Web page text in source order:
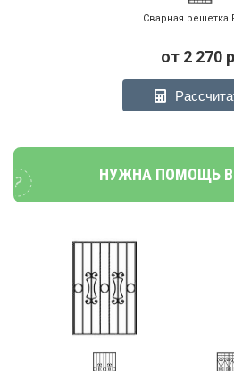
Сварная решетка
от 2 270
НУЖНА ПОМОЩЬ В